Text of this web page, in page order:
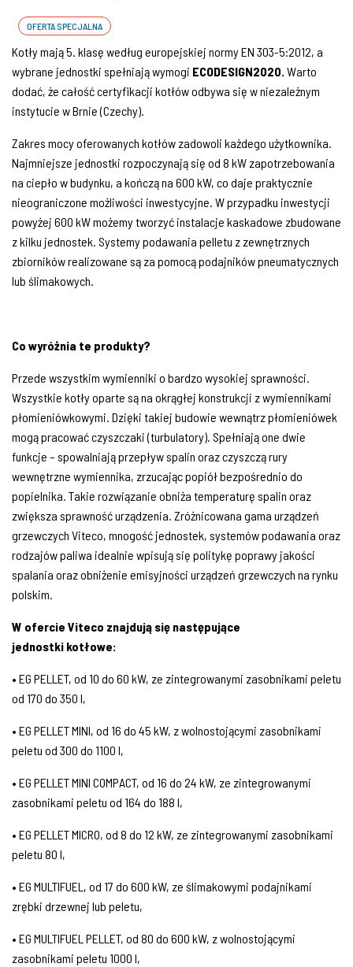
OFERTA SPECJALNA
Kotły mają 5. klasę według europejskiej normy EN 303-5:2012, a
wybrane jednostki spełniają wymogi ECODESIGN2020. Warto
dodać, że całość certyfikacji kotłów odbywa się w niezależnym
instytucie w Brnie (Czechy).
Zakres mocy oferowanych kotłów zadowoli każdego użytkownika.
Najmniejsze jednostki rozpoczynają się od 8 kW zapotrzebowania
na ciepło w budynku, a kończą na 600 kW, co daje praktycznie
nieograniczone możliwości inwestycyjne. W przypadku inwestycji
powyżej 600 kW możemy tworzyć instalacje kaskadowe zbudowane
z kilku jednostek. Systemy podawania pelletu z zewnętrznych
zbiorników realizowane są za pomocą podajników pneumatycznych
lub ślimakowych.
Co wyróżnia te produkty?
Przede wszystkim wymienniki o bardzo wysokiej sprawności.
Wszystkie kotły oparte są na okrągłej konstrukcji z wymiennikami
płomieniówkowymi. Dzięki takiej budowie wewnątrz płomieniówek
mogą pracować czyszczaki (turbulatory). Spełniają one dwie
funkcje – spowalniają przepływ spalin oraz czyszczą rury
wewnętrzne wymiennika, zrzucając popiół bezpośrednio do
popielnika. Takie rozwiązanie obniża temperaturę spalin oraz
zwiększa sprawność urządzenia. Zróżnicowana gama urządzeń
grzewczych Viteco, mnogość jednostek, systemów podawania oraz
rodzajów paliwa idealnie wpisują się politykę poprawy jakości
spalania oraz obniżenie emisyjności urządzeń grzewczych na rynku
polskim.
W ofercie Viteco znajdują się następujące
jednostki kotłowe:
• EG PELLET, od 10 do 60 kW, ze zintegrowanymi zasobnikami peletu
od 170 do 350 l,
• EG PELLET MINI, od 16 do 45 kW, z wolnostojącymi zasobnikami
peletu od 300 do 1100 l,
• EG PELLET MINI COMPACT, od 16 do 24 kW, ze zintegrowanymi
zasobnikami peletu od 164 do 188 l,
• EG PELLET MICRO, od 8 do 12 kW, ze zintegrowanymi zasobnikami
peletu 80 l,
• EG MULTIFUEL, od 17 do 600 kW, ze ślimakowymi podajnikami
zrębki drzewnej lub peletu,
• EG MULTIFUEL PELLET, od 80 do 600 kW, z wolnostojącymi
zasobnikami peletu 1000 l,